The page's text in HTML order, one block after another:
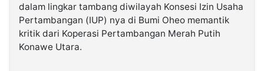
Kabarbaru.co
2026
dalam lingkar tambang diwilayah Konsesi Izin Usaha
Pertambangan (IUP) nya di Bumi Oheo memantik
kritik dari Koperasi Pertambangan Merah Putih
Konawe Utara.